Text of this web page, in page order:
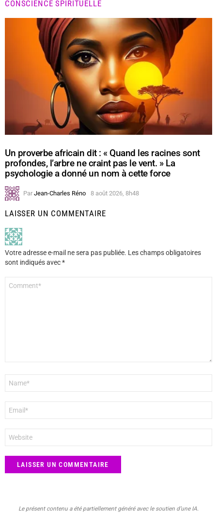
CONSCIENCE SPIRITUELLE
Un proverbe africain dit : « Quand les racines sont
profondes, l’arbre ne craint pas le vent. » La
psychologie a donné un nom à cette force
Par Jean-Charles Réno 8 août 2026, 8h48
LAISSER UN COMMENTAIRE
Votre adresse e-mail ne sera pas publiée. Les champs obligatoires
sont indiqués avec*
mail
*
web
Le présent contenu a été partiellement généré avec le soutien d’une IA.